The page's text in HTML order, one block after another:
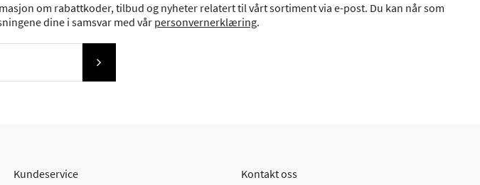
om rabattkoder, tilbud og nyheter relatert til vårt sortiment via e-post. Du kan når som
dine i samsvar med vår personvernerklæring.
Kundeservice
Kontakt oss